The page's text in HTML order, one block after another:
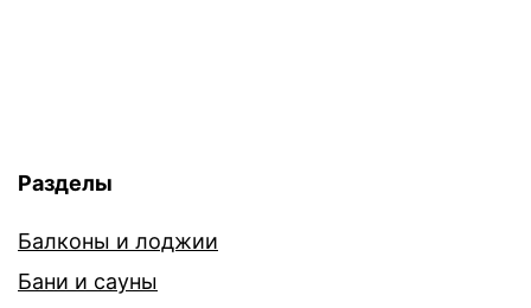
Разделы
Балконы и лоджии
Бани и сауны